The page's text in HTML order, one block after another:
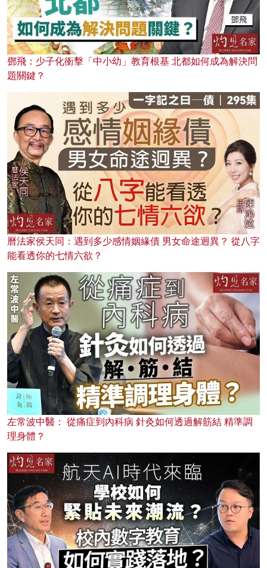
鄧飛：少子化衝擊「中小幼」教育根基 北都如何成為解決問
題關鍵？
曆法家侯天同：遇到多少感情姻緣債 男女命途迥異？ 從八字
能看透你的七情六欲？
左常波中醫： 從痛症到內科病 針灸如何透過解筋結 精準調
理身體？